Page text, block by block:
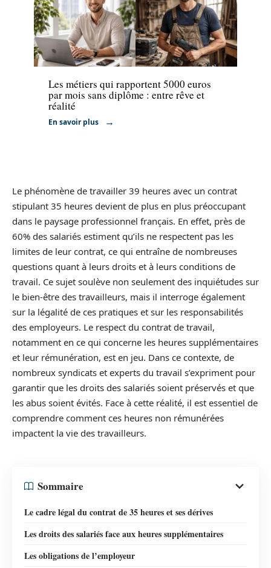
Emploi
Les métiers qui rapportent 5000 euros
par mois sans diplôme : entre rêve et
réalité
En savoir plus
Le phénomène de travailler 39 heures avec un contrat
stipulant 35 heures devient de plus en plus préoccupant
dans le paysage professionnel français. En effet, près de
60% des salariés estiment qu’ils ne respectent pas les
limites de leur contrat, ce qui entraîne de nombreuses
questions quant à leurs droits et à leurs conditions de
travail. Ce sujet soulève non seulement des inquiétudes sur
le bien-être des travailleurs, mais il interroge également
sur la légalité de ces pratiques et sur les responsabilités
des employeurs. Le respect du contrat de travail,
notamment en ce qui concerne les heures supplémentaires
et leur rémunération, est en jeu. Dans ce contexte, de
nombreux syndicats et experts du travail s’expriment pour
garantir que les droits des salariés soient préservés et que
les abus soient évités. Face à cette réalité, il est essentiel de
comprendre comment ces heures non rémunérées
impactent la vie des travailleurs.
Sommaire
Le cadre légal du contrat de 35 heures et ses dérives
Les droits des salariés face aux heures supplémentaires
Les obligations de l’employeur